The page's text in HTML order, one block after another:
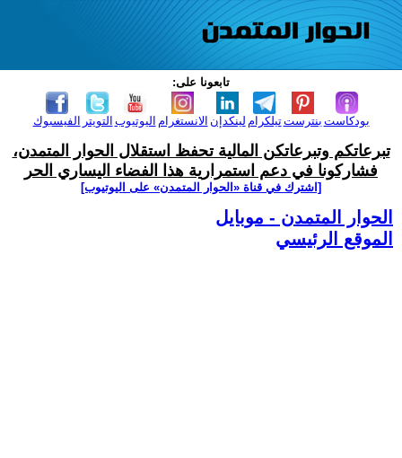
تابعونا على:
الفيسبوك التويتر اليوتيوب الانستغرام لينكدإن تيلكرامبنترست بودكاست
تبرعاتكم وتبرعاتكن المالية تحفظ استقلال الحوار المتمدن،
فشاركونا في دعم استمرارية هذا الفضاء اليساري الحر
[اشترك في قناة ‫«الحوار المتمدن» على اليوتيوب]
الحوار المتمدن - موبايل
الموقع الرئيسي